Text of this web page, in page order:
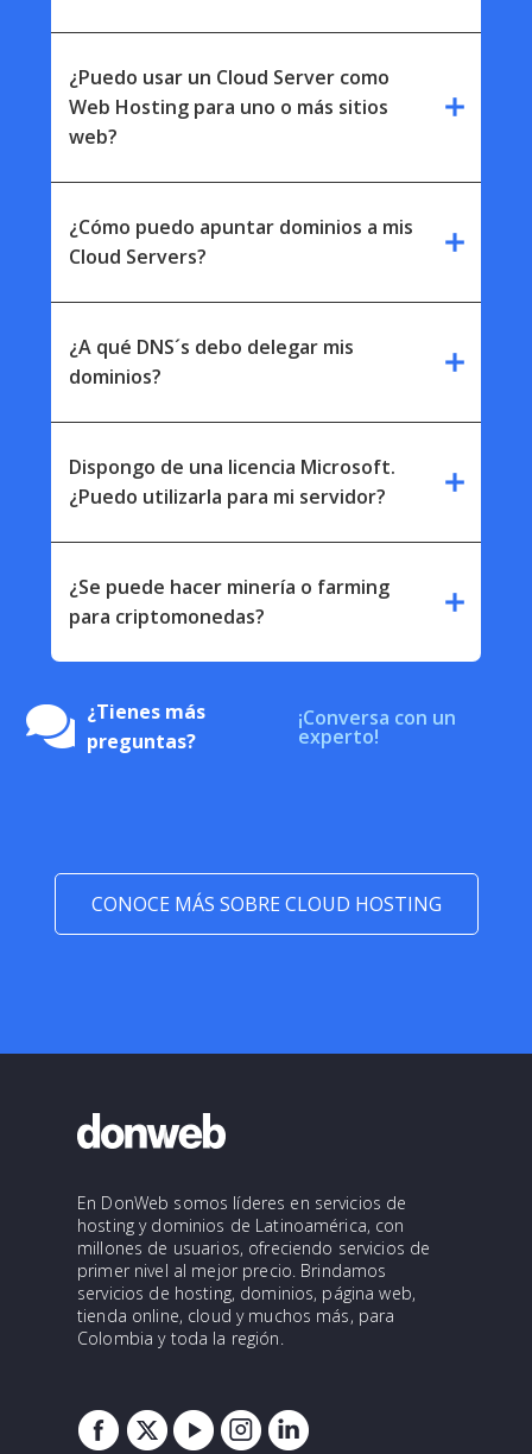
¿Puedo usar un Cloud Server como
Web Hosting para uno o más sitios
web?
add
¿Cómo puedo apuntar dominios a mis
Cloud Servers?
add
¿A qué DNS´s debo delegar mis
dominios?
add
Dispongo de una licencia Microsoft.
¿Puedo utilizarla para mi servidor?
add
¿Se puede hacer minería o farming
para criptomonedas?
add
¿Tienes más
preguntas?
¡Conversa con un
experto!
CONOCE MÁS SOBRE CLOUD HOSTING
En DonWeb somos líderes en servicios de
hosting y dominios de Latinoamérica, con
millones de usuarios, ofreciendo servicios de
primer nivel al mejor precio. Brindamos
servicios de hosting, dominios, página web,
tienda online, cloud y muchos más, para
Colombia y toda la región.